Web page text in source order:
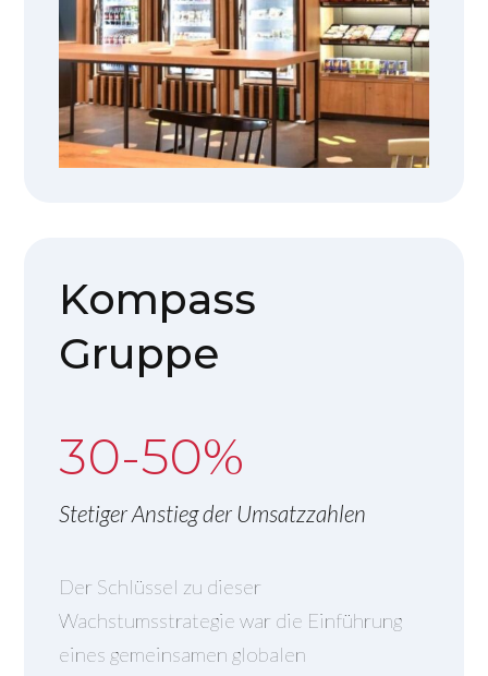
Kompass
Gruppe
30-50%
Stetiger Anstieg der Umsatzzahlen
Der Schlüssel zu dieser
Wachstumsstrategie war die Einführung
eines gemeinsamen globalen